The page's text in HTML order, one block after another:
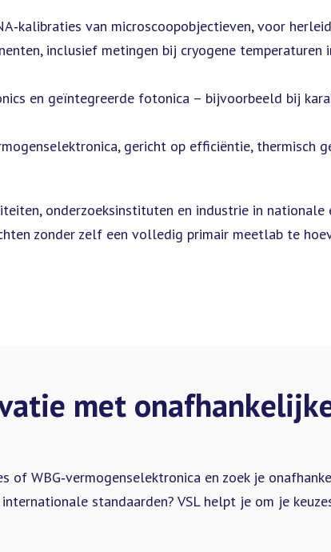
van microscoopobjectieven, voor
inclusief metingen bij cryogene temperaturen
en geïntegreerde fotonica – bijvoorbeeld bij
gericht op efficiëntie, thermisch
onderzoeksinstituten en industrie in nationale
zonder zelf een volledig primair meetlab te
met
of WBG‑vermogenselektronica en zoek je
standaarden? VSL helpt je om je